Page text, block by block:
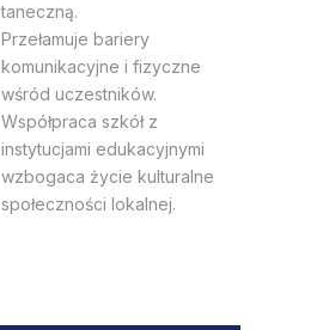
taneczną.
Przełamuje bariery
komunikacyjne i fizyczne
wśród uczestników.
Współpraca szkół z
instytucjami edukacyjnymi
wzbogaca życie kulturalne
społeczności lokalnej.